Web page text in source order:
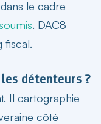
le cadre
. DAC8
fiscal.
détenteurs ?
Il cartographie
côté